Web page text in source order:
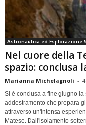
Astronautica ed Esplorazione
Nel cuore della
spazio: conclusa
Marianna Michelagnoli -
Si è conclusa a fine giugno la
addestramento che prepara
attraverso un'intensa
Matese. Dall'isolamento